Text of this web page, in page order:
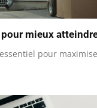
mieux
pour